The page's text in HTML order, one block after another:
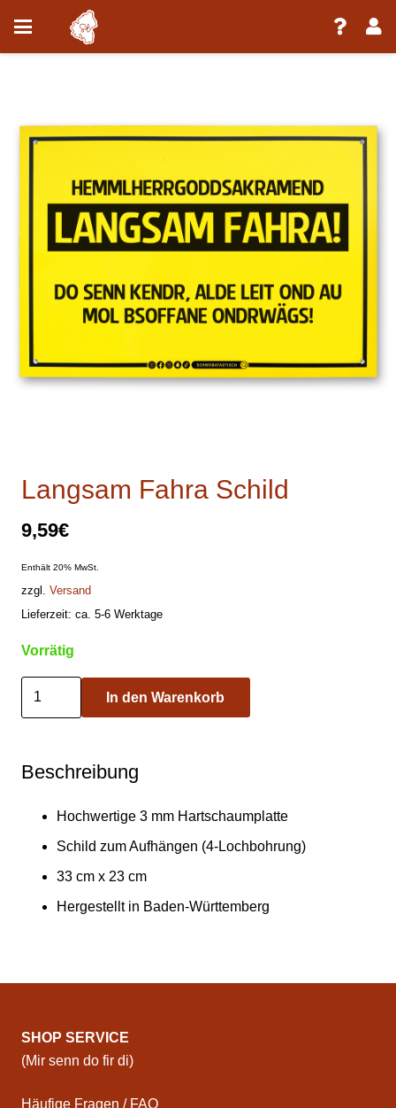
Langsam Fahra Schild
9,59€
Enthält 20% MwSt.
zzgl. Versand
Lieferzeit: ca. 5-6 Werktage
Vorrätig
In den Warenkorb
Beschreibung
Hochwertige 3 mm Hartschaumplatte
Schild zum Aufhängen (4-Lochbohrung)
33 cm x 23 cm
Hergestellt in Baden-Württemberg
SHOP SERVICE
(Mir senn do fir di)
Häufige Fragen / FAQ